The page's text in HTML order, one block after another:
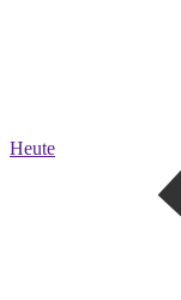
Heute